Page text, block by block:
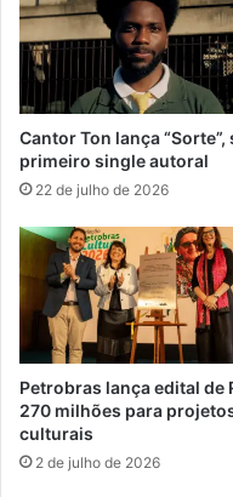
o
n
s
o
p
ú
l
i
o
d
a
S
e
e
s
o
r
e
a
e
p
a
e
d
a
d
a
Cantor Ton lança “Sorte”,
primeiro single autoral
22 de julho de 2026
Petrobras lança edital de
270 milhões para
culturais
2 de julho de 2026